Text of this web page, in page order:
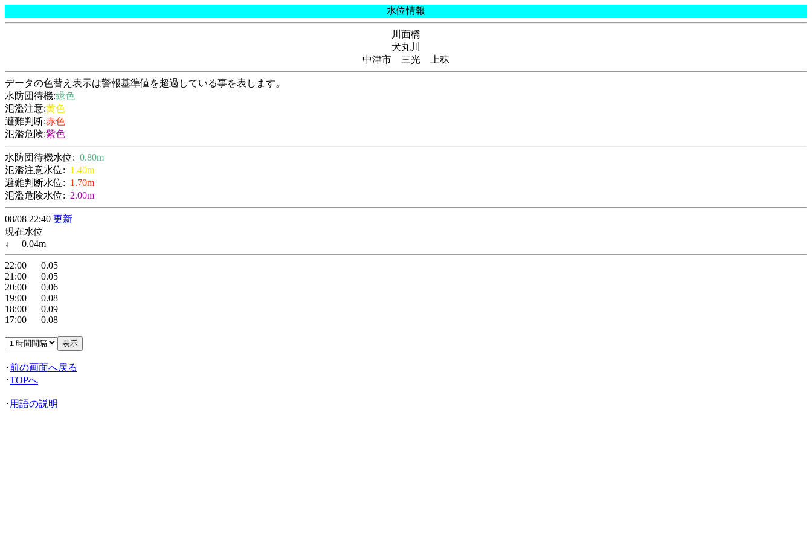
水位情報
川面橋
犬丸川
中津市 三光 上秣
データの色替え表示は警報基準値を超過している事を表します。
水防団待機:緑色
氾濫注意:黄色
避難判断:赤色
氾濫危険:紫色
水防団待機水位: 0.80m
氾濫注意水位: 1.40m
避難判断水位: 1.70m
氾濫危険水位: 2.00m
08/08 22:40 更新
現在水位
↓ 0.04m
22:00 0.05
21:00 0.05
20:00 0.06
19:00 0.08
18:00 0.09
17:00 0.08
･前の画面へ戻る
･TOPへ
･ 用語の説明